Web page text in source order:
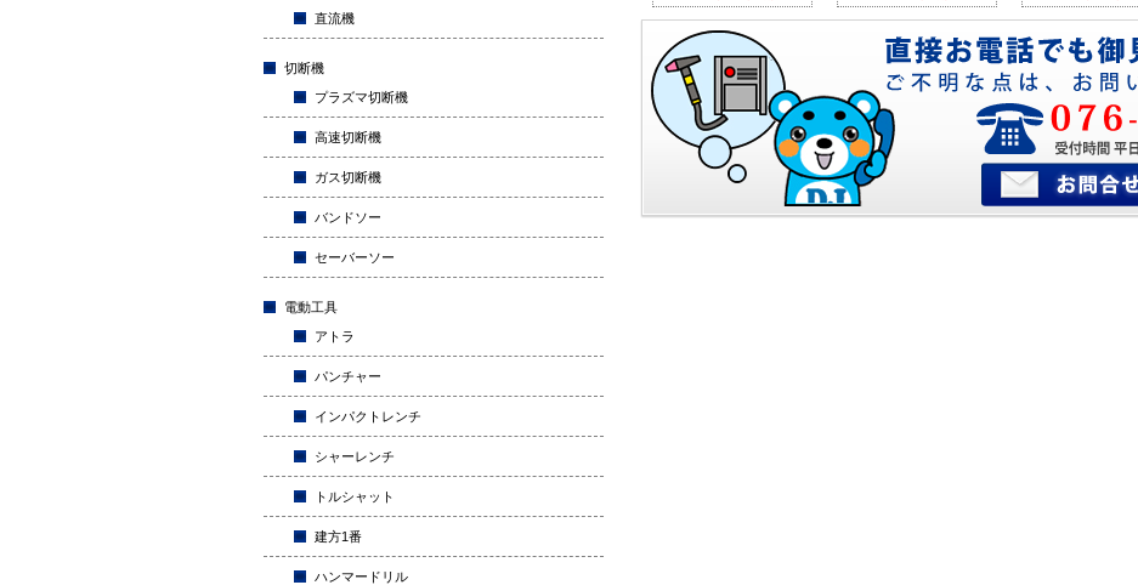
直流機
切断機
プラズマ切断機
高速切断機
ガス切断機
バンドソー
セーバーソー
電動工具
アトラ
パンチャー
インパクトレンチ
シャーレンチ
トルシャット
建方1番
ハンマードリル